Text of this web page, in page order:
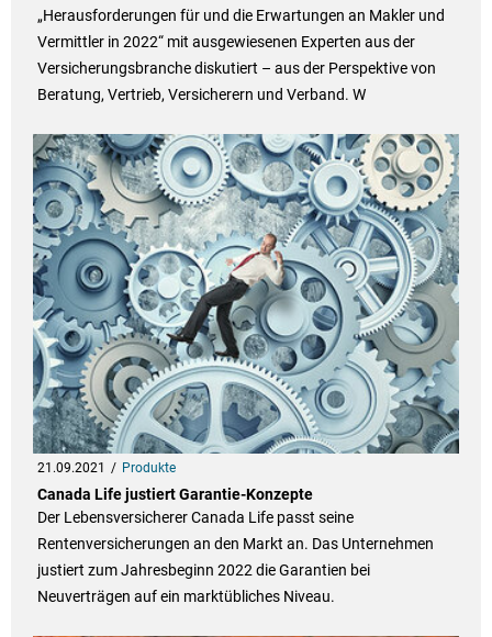
„Herausforderungen für und die Erwartungen an Makler und
Vermittler in 2022“ mit ausgewiesenen Experten aus der
Versicherungsbranche diskutiert – aus der Perspektive von
Beratung, Vertrieb, Versicherern und Verband. W
21.09.2021 Produkte
Canada Life justiert Garantie-Konzepte
Der Lebensversicherer Canada Life passt seine
Rentenversicherungen an den Markt an. Das Unternehmen
justiert zum Jahresbeginn 2022 die Garantien bei
Neuverträgen auf ein marktübliches Niveau.